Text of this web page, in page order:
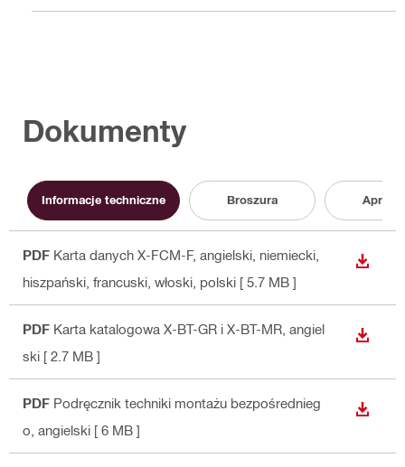
Dokumenty
Informacje techniczne Broszura
PDF Karta danych X-FCM-F, angielski, niemiecki,
hiszpański, francuski, włoski, polski [ 5.7 MB ]
PDF Karta katalogowa X-BT-GR i X-BT-MR , angiel
ski [ 2.7 MB ]
PDF Podręcznik techniki montażu bezpośrednieg
o , angielski [ 6 MB ]